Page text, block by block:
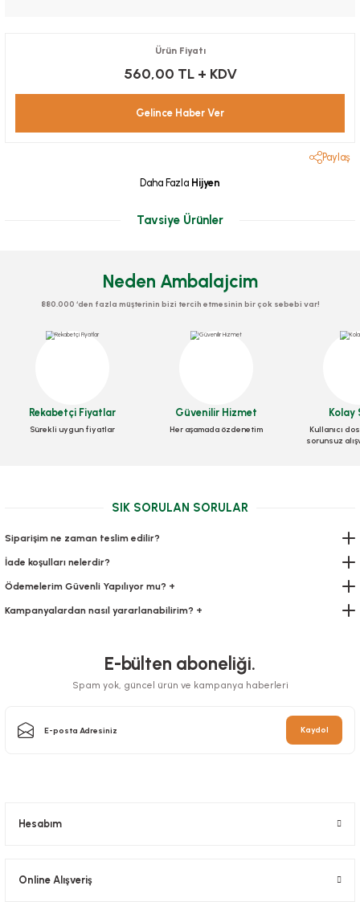
Ürün Fiyatı
560,00 TL + KDV
Gelince Haber Ver
Paylaş
Daha Fazla Hijyen
Tavsiye Ürünler
230,00 TL + KDV
262,08 TL+ KDV
19,60 TL
Neden Ambalajcim
880.000 ‘den fazla müşterinin bizi tercih etmesinin bir çok sebebi var!
Rekabetçi Fiyatlar
Sürekli uygun fiyatlar
Güvenilir Hizmet
Her aşamada özdenetim
Kolay
Kullanıcı
sorunsuz
SIK SORULAN SORULAR
Siparişim ne zaman teslim edilir?
İade koşulları nelerdir?
Ödemelerim Güvenli Yapılıyor mu? +
Kampanyalardan nasıl yararlanabilirim? +
E-bülten aboneliği.
Spam yok, güncel ürün ve kampanya haberleri
Kaydol
Hesabım
Online Alışveriş